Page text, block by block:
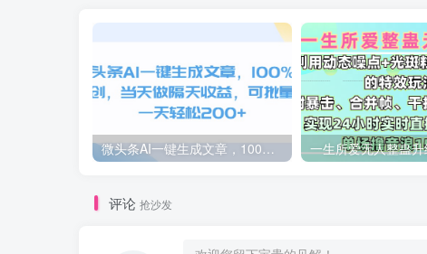
微头条AI一键生成文章，100%过原创，当天做隔天收益，可批量，一天轻松200+
评论 抢沙发